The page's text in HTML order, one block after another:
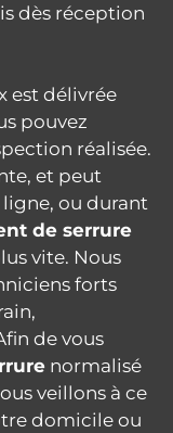
dès réception
est délivrée
pouvez
réalisée.
et peut
ou durant
de serrure
vite. Nous
forts
de vous
normalisé
veillons à ce
domicile ou